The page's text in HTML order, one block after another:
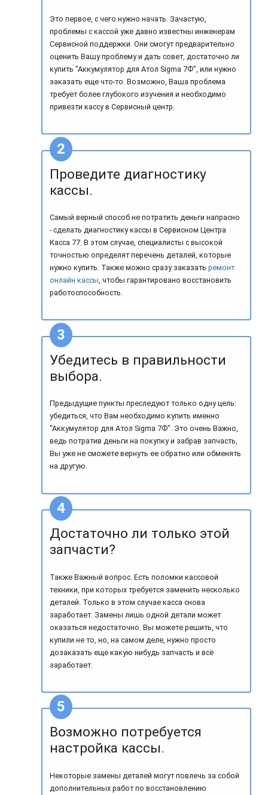
Это первое, с чего нужно начать. Зачастую,
проблемы с кассой уже давно известны инженерам
Сервисной поддержки. Они смогут предварительно
оценить Вашу проблему и дать совет, достаточно ли
купить "Аккумулятор для Атол Sigma 7Ф", или нужно
заказать еще что-то. Возможно, Ваша проблема
требует более глубокого изучения и необходимо
привезти кассу в Сервисный центр.
Проведите диагностику
кассы.
Самый верный способ не потратить деньги напрасно
- сделать диагностику кассы в Сервисном Центра
Касса 77. В этом случае, специалисты с высокой
точностью определят перечень деталей, которые
нужно купить. Также можно сразу заказатьремонт
онлайн кассы, чтобы гарантировано восстановить
работоспособность.
Убедитесь в правильности
выбора.
Предыдущие пункты преследуют только одну цель:
убедиться, что Вам необходимо купить именно
"Аккумулятор для Атол Sigma 7Ф". Это очень Важно,
ведь потратив деньги на покупку и забрав запчасть,
Вы уже не сможете вернуть ее обратно или обменять
на другую.
Достаточно ли только этой
запчасти?
Также Важный вопрос. Есть поломки кассовой
техники, при которых требуется заменить несколько
деталей. Только в этом случае касса снова
заработает. Замены лишь одной детали может
оказаться недостаточно. Вы можете решить, что
купили не то, но, на самом деле, нужно просто
дозаказать еще какую нибудь запчасть и всё
заработает.
Возможно потребуется
настройка кассы.
Некоторые замены деталей могут повлечь за собой
дополнительных работ по восстановлению